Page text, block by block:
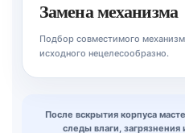
Замена механизма
Подбор совместимого
исходного нецелесообразно.
После вскрытия корпуса
следы влаги,